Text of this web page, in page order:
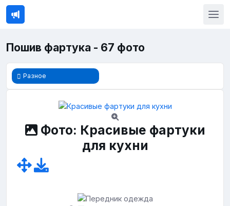
Пошив фартука - 67 фото
Разное
Фото: Красивые фартуки
для кухни